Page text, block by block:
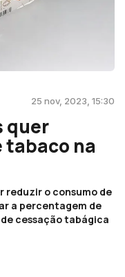
25 nov, 2023, 15:30
quer
tabaco na
reduzir o consumo de
a percentagem de
cessação tabágica